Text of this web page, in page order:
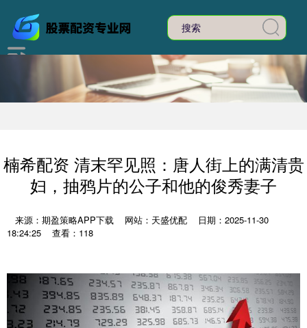
楠希配资 清末罕见照：唐人街上的满清贵
妇，抽鸦片的公子和他的俊秀妻子
来源：期盈策略APP下载 网站：天盛优配
日期：2025-11-30
18:24:25
查看：118